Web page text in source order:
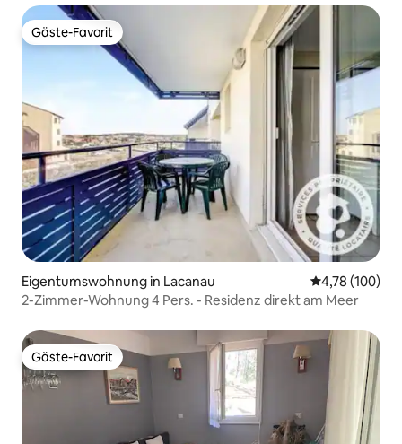
Gäste-Favorit
Gäste-Favorit
Eigentumswohnung in Lacanau
4,78 (100)
2-Zimmer-Wohnung 4 Pers. - Residenz direkt am Meer
Gäste-Favorit
Gäste-Favorit